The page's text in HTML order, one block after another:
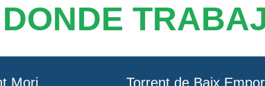
Mori Torrent de Baix